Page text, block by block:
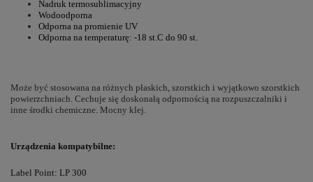
Nadruk termosublimacyjny
Wodoodporna
Odporna na promienie UV
Odporna na temperaturę: -18 st.C do 90 st.
Może być stosowana na różnych płaskich, szorstkich i wyjątkowo szorstkich
powierzchniach. Cechuje się doskonałą odpornością na rozpuszczalniki i
inne środki chemiczne. Mocny klej.
Urządzenia kompatybilne:
Label Point: LP 300